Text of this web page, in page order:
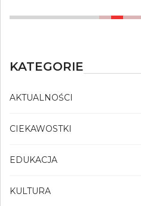
KATEGORIE
AKTUALNOŚCI
CIEKAWOSTKI
EDUKACJA
KULTURA